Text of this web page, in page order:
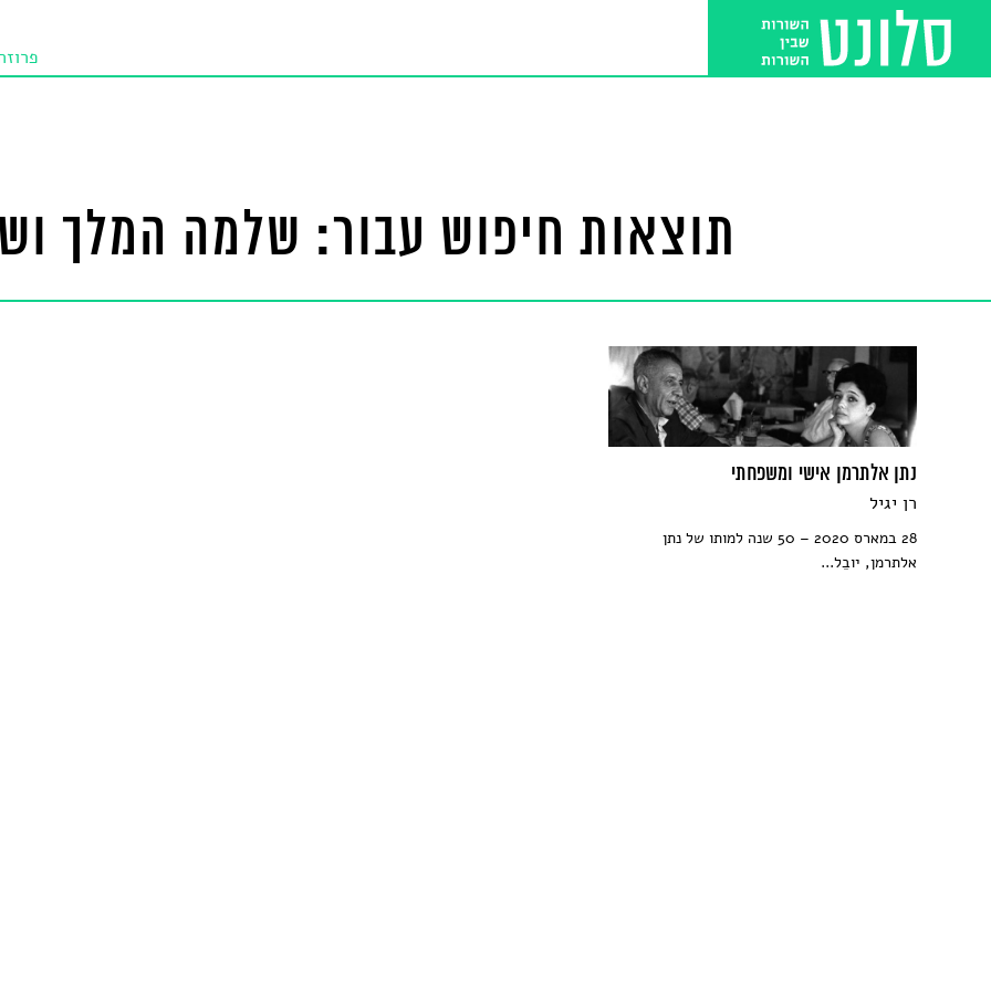
מומלצים תוצאות חיפוש עבור: שלמה המלך
נתן אלתרמן אישי ומשפחתי
רן יגיל
28 במארס 2020 – 50 שנה למותו של נתן
אלתרמן, יובֵל...